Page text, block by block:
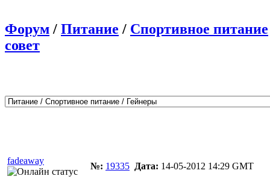
Форум / Питание / Спортивное питание
совет
fadeaway
№: 19335 Дата: 14-05-2012 14:29 GMT